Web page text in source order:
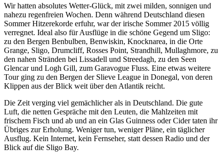
Wir hatten absolutes Wetter-Glück, mit zwei milden, sonnigen und
nahezu regenfreien Wochen. Denn während Deutschland diesen
Sommer Hitzerekorde erfuhr, war der irische Sommer 2015 völlig
verregnet. Ideal also für Ausflüge in die schöne Gegend um Sligo:
zu den Bergen Benbulben, Benwiskin, Knocknarea, in die Orte
Grange, Sligo, Drumcliff, Rosses Point, Strandhill, Mullaghmore, zu
den nahen Stränden bei Lissadell und Streedagh, zu den Seen
Glencar und Logh Gill, zum Garavogue Fluss. Eine etwas weitere
Tour ging zu den Bergen der Slieve League in Donegal, von deren
Klippen aus der Blick weit über den Atlantik reicht.
Die Zeit verging viel gemächlicher als in Deutschland. Die gute
Luft, die netten Gespräche mit den Leuten, die Mahlzeiten mit
frischem Fisch und ab und an ein Glas Guinness oder Cider taten ihr
Übriges zur Erholung. Weniger tun, weniger Pläne, ein täglicher
Ausflug. Kein Internet, kein Fernseher, statt dessen Radio und der
Blick auf die Sligo Bay.